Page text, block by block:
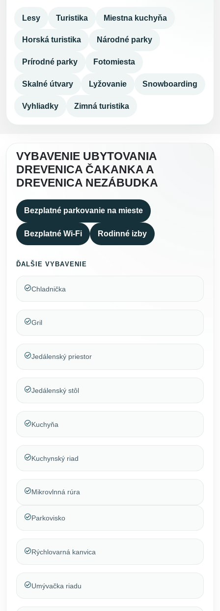
Lesy Turistika Miestna kuchyňa
Horská turistika Národné parky
Prírodné parky Fotomiesta
Skalné útvary Lyžovanie Snowboarding
Vyhliadky Zimná turistika
VYBAVENIE UBYTOVANIA
DREVENICA ČAKANKA A
DREVENICA NEZÁBUDKA
Bezplatné parkovanie na mieste
Bezplatné Wi-Fi Rodinné izby
ĎALŠIE VYBAVENIE
Chladnička
Gril
Jedálenský priestor
Jedálenský stôl
Kuchyňa
Kuchynský riad
Mikrovlnná rúra
Parkovisko
Rýchlovarná kanvica
Umývačka riadu